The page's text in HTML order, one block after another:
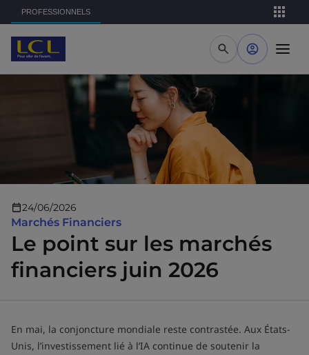
PROFESSIONNELS
24/06/2026
Marchés Financiers
Le point sur les marchés
financiers juin 2026
En mai, la conjoncture mondiale reste contrastée. Aux États-
Unis, l’investissement lié à l’IA continue de soutenir la